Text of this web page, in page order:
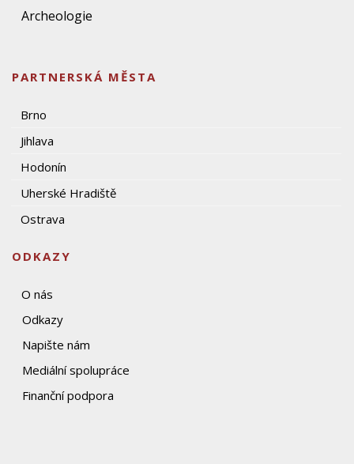
Archeologie
PARTNERSKÁ MĚSTA
Brno
Jihlava
Hodonín
Uherské Hradiště
Ostrava
ODKAZY
O nás
Odkazy
Napište nám
Mediální spolupráce
Finanční podpora